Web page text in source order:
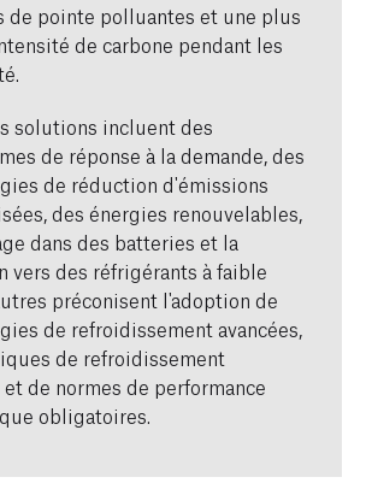
de pointe polluantes et une plus
de carbone pendant les
solutions incluent des
de réponse à la demande, des
de réduction d'émissions
des énergies renouvelables,
dans des batteries et la
vers des réfrigérants à faible
préconisent l'adoption de
de refroidissement avancées,
de refroidissement
et de normes de performance
obligatoires.